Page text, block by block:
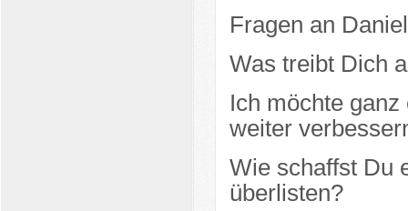
Fragen an
Was treibt Dich
Ich möchte
weiter
Wie schaffst Du
überlisten?